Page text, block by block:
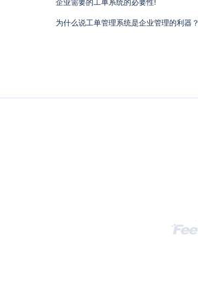
为什么说工单管理系统是企业管理的利器？